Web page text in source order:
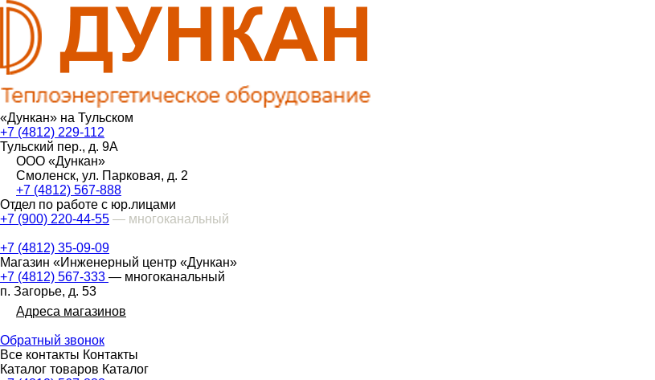
«Дункан» на Тульском
+7 (4812) 229-112
Тульский пер., д. 9А
ООО «Дункан»
Смоленск, ул. Парковая, д. 2
+7 (4812) 567-888
Отдел по работе с юр.лицами
+7 (900) 220-44-55 — многоканальный
+7 (4812) 35-09-09
Магазин «Инженерный центр «Дункан»
+7 (4812) 567-333 — многоканальный
п. Загорье, д. 53
Адреса магазинов
Обратный звонок
Все контакты Контакты
Каталог товаров Каталог